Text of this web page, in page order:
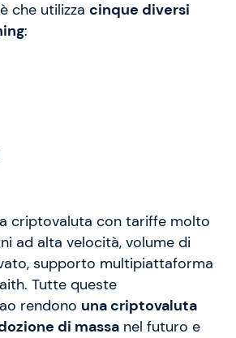
che utilizza cinque diversi
:
criptovaluta con tariffe molto
ad alta velocità, volume di
supporto multipiattaforma
Tutte queste
rendono una criptovaluta
di massa nel futuro e